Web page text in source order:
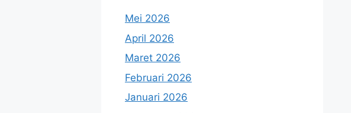
Mei 2026
April 2026
Maret 2026
Februari 2026
Januari 2026